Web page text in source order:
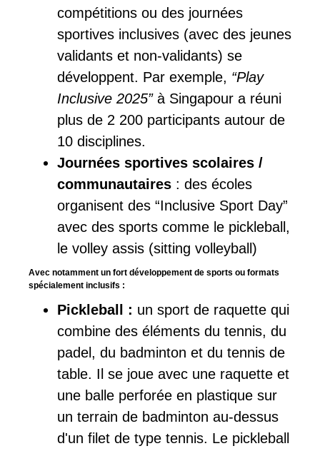
compétitions ou des journées
sportives inclusives (avec des jeunes
validants et non-validants) se
développent. Par exemple, “Play
Inclusive 2025” à Singapour a réuni
plus de 2 200 participants autour de
10 disciplines.
Journées sportives scolaires /
communautaires : des écoles
organisent des “Inclusive Sport Day”
avec des sports comme le pickleball,
le volley assis (sitting volleyball)
Avec notamment un fort développement de sports ou formats
spécialement inclusifs :
Pickleball : un sport de raquette qui
combine des éléments du tennis, du
padel, du badminton et du tennis de
table. Il se joue avec une raquette et
une balle perforée en plastique sur
un terrain de badminton au-dessus
d'un filet de type tennis. Le pickleball